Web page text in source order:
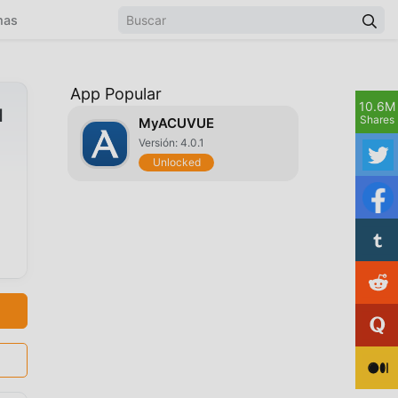
App Popular
MyACUVUE
Versión: 4.0.1
Unlocked
10.6M
Shares